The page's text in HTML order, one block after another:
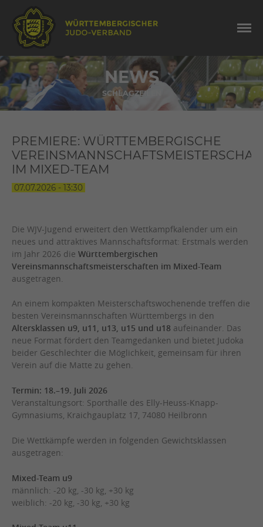
NEWS
SCHLAGZEILEN
PREMIERE: WÜRTTEMBERGISCHE
IM MIXED-TEAM
07.07.2026 - 13:30
Die WJV-Jugend erweitert den Wettkampfkalender um ein
neues und attraktives Mannschaftsformat: Erstmals werden
im Jahr 2026 die Württembergischen
Vereinsmannschaftsmeisterschaften im Mixed-Team
ausgetragen.
An einem kompakten Meisterschaftswochenende treffen die
besten Vereinsmannschaften Württembergs in den
Altersklassen u9, u11, u13, u15 und u18 aufeinander. Das
neue Format fördert den Teamgedanken und bietet Judoka
beider Geschlechter die Möglichkeit, gemeinsam für ihren
Verein auf die Matte zu gehen.
Termin: 18.–19. Juli 2026
Veranstaltungsort: Sporthalle des Elly-Heuss-Knapp-
Gymnasiums, Kraichgauplatz 17, 74080 Heilbronn
Die Wettkämpfe werden in folgenden Gewichtsklassen
ausgetragen:
Mixed-Team u9
männlich: -20 kg, -30 kg, +30 kg
weiblich: -20 kg, -30 kg, +30 kg